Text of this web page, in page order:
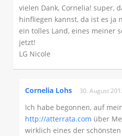
vielen Dank, Cornelia! super,
hinfliegen kannst, da ist es ja
ein tolles Land, eines meiner
jetzt!
LG Nicole
Cornelia Lohs 30. August
Ich habe begonnen, auf
http://atterrata.com über
wirklich eines der